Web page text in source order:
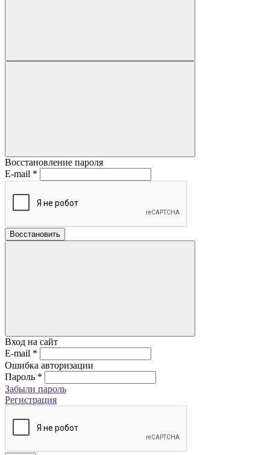
Восстановление пароля
E-mail *
Восстановить
Вход на сайт
E-mail *
Ошибка авторизации
Пароль *
Забыли пароль
Регистрация